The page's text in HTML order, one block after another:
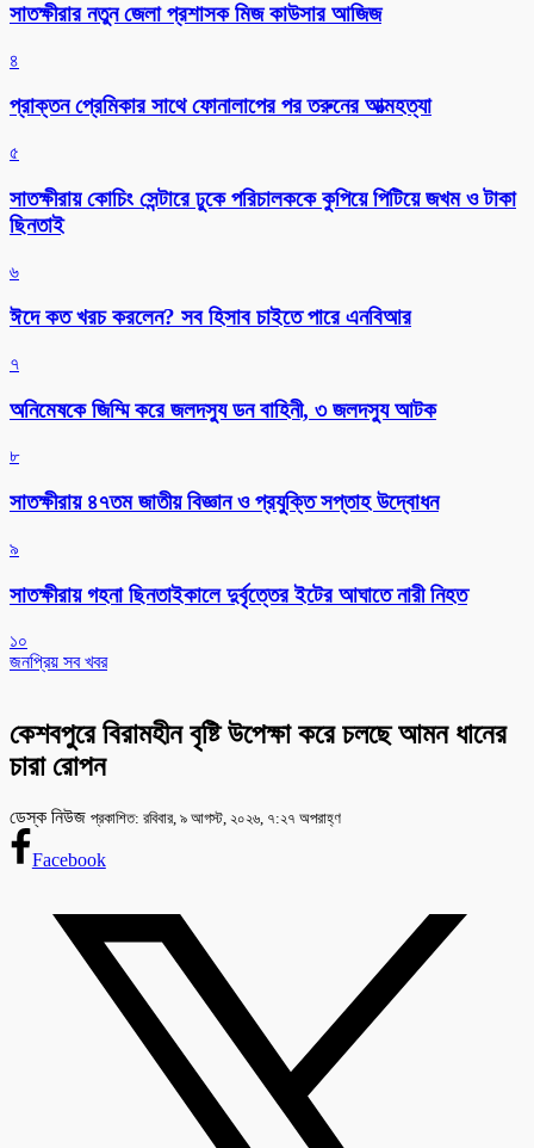
সাতক্ষীরার নতুন জেলা প্রশাসক মিজ কাউসার আজিজ
৪
প্রাক্তন প্রেমিকার সাথে ফোনালাপের পর তরুনের আত্মহত্যা
৫
সাতক্ষীরায় কোচিং সেন্টারে ঢুকে পরিচালককে কুপিয়ে পিটিয়ে জখম ও টাকা
ছিনতাই
৬
ঈদে কত খরচ করলেন? সব হিসাব চাইতে পারে এনবিআর
৭
অনিমেষকে জিম্মি করে জলদস্যু ডন বাহিনী, ৩ জলদস্যু আটক
৮
সাতক্ষীরায় ৪৭তম জাতীয় বিজ্ঞান ও প্রযুক্তি সপ্তাহ উদ্বোধন
৯
সাতক্ষীরায় গহনা ছিনতাইকালে দুর্বৃত্তের ইটের আঘাতে নারী নিহত
১০
জনপ্রিয় সব খবর
কেশবপুরে বিরামহীন বৃষ্টি উপেক্ষা করে চলছে আমন ধানের
চারা রোপন
ডেস্ক নিউজ প্রকাশিত: রবিবার, ৯ আগস্ট, ২০২৬, ৭:২৭ অপরাহ্ণ
Facebook